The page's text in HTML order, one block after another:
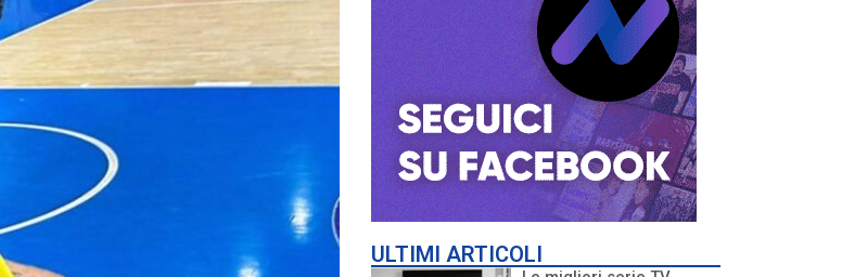
ULTIMI ARTICOLI